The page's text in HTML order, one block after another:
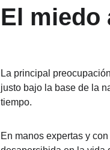
El miedo
La principal
justo bajo la base de la
tiempo.
En manos expertas y